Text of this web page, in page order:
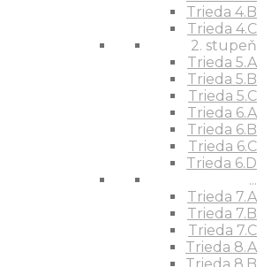
Trieda 4.B
Trieda 4.C
2. stupeň
Trieda 5.A
Trieda 5.B
Trieda 5.C
Trieda 6.A
Trieda 6.B
Trieda 6.C
Trieda 6.D
...
Trieda 7.A
Trieda 7.B
Trieda 7.C
Trieda 8.A